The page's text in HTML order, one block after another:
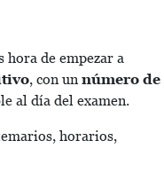
hora de empezar a
, con un número de
al día del examen.
horarios,